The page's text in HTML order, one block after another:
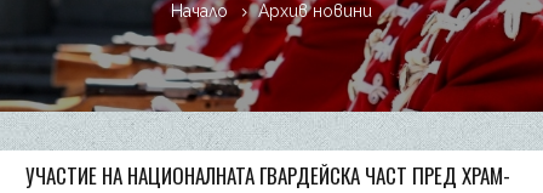
Начало Архив новини
УЧАСТИЕ НА НАЦИОНАЛНАТА ГВАРДЕЙСКА ЧАСТ ПРЕД ХРАМ-